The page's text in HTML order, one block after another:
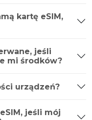
kartę eSIM,
jeśli
mi środków?
urządzeń?
jeśli mój